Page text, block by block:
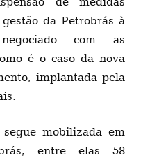
da Petrobrás à
com as
é o caso da nova
implantada pela
mobilizada em
entre elas 58